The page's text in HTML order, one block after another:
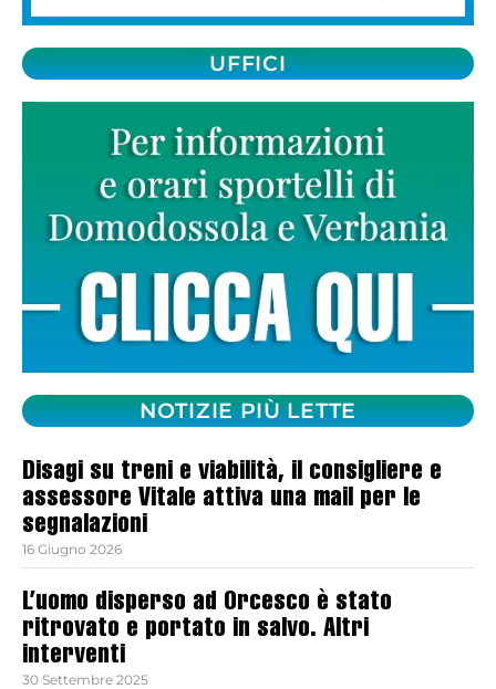
UFFICI
NOTIZIE PIÙ LETTE
Disagi su treni e viabilità, il consigliere e
assessore Vitale attiva una mail per le
segnalazioni
16 Giugno 2026
L’uomo disperso ad Orcesco è stato
ritrovato e portato in salvo. Altri
interventi
30 Settembre 2025